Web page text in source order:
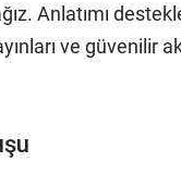
Anlatımı
ve güvenilir